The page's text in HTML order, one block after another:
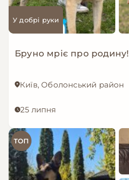
У добрі руки
Бруно мріє про родину!
Київ, Оболонський район
25 липня
ТОП